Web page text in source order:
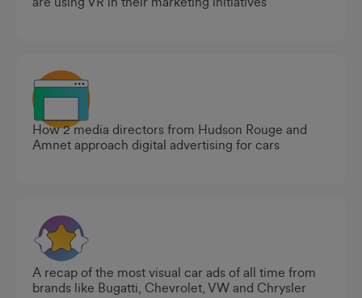
How 2 media directors from Hudson Rouge and
Amnet approach digital advertising for cars
A recap of the most visual car ads of all time from
brands like Bugatti, Chevrolet, VW and Chrysler